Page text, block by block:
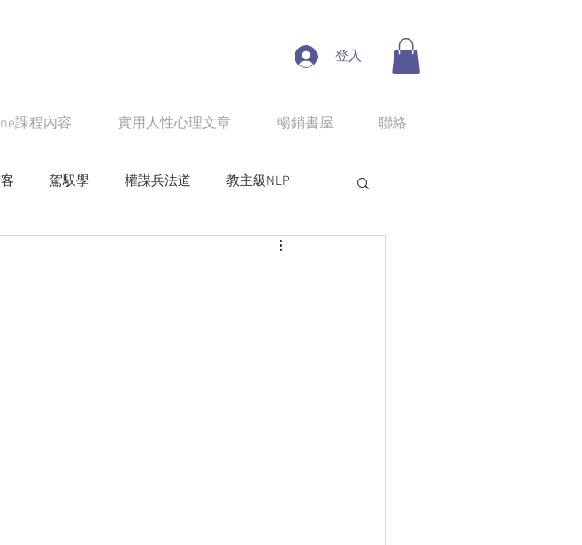
登入
課程內容 實用人性心理文章 暢銷書屋 聯絡
駕馭學 權謀兵法道 教主級NLP